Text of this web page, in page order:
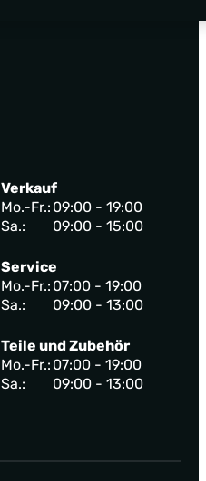
Verkauf
Mo.-Fr.: 09:00 - 19:00
Sa.:
09:00 - 15:00
Service
Mo.-Fr.: 07:00 - 19:00
Sa.:
09:00 - 13:00
Teile und Zubehör
Mo.-Fr.: 07:00 - 19:00
Sa.:
09:00 - 13:00